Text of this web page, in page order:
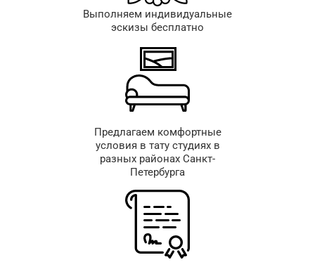
Выполняем индивидуальные
эскизы бесплатно
Предлагаем комфортные
условия в тату студиях в
разных районах Санкт-
Петербурга